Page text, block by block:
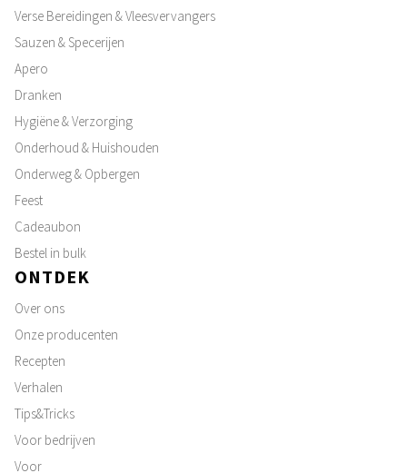
Verse Bereidingen & Vleesvervangers
Sauzen & Specerijen
Apero
Dranken
Hygiëne & Verzorging
Onderhoud & Huishouden
Onderweg & Opbergen
Feest
Cadeaubon
Bestel in bulk
ONTDEK
Over ons
Onze producenten
Recepten
Verhalen
Tips&Tricks
Voor bedrijven
Voor